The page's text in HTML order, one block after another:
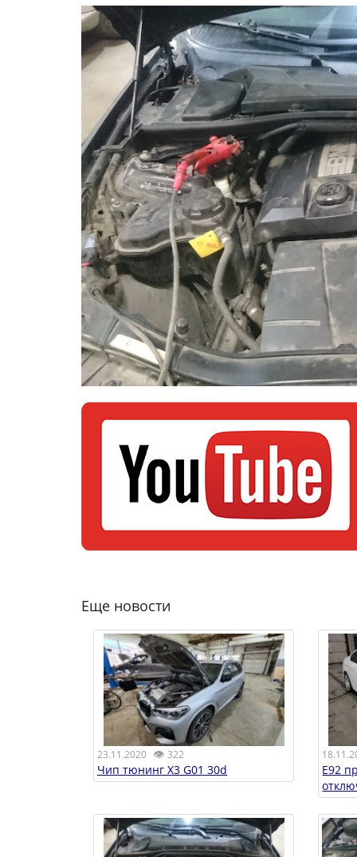
Еще новости
23.11.2020 👁 322
Чип тюнинг X3 G01 30d
E92